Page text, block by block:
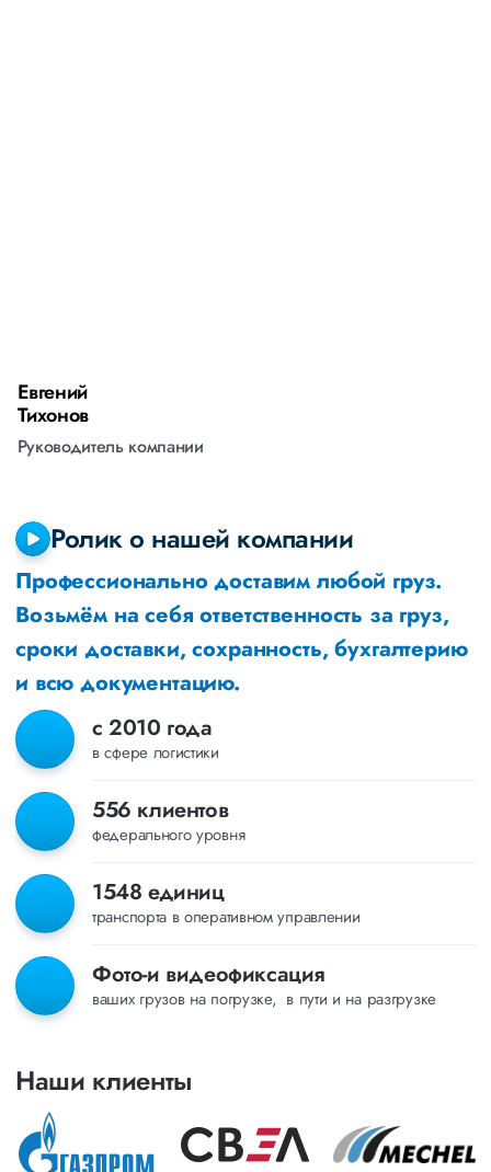
Евгений
Тихонов
Руководитель компании
Ролик о нашей компании
Профессионально доставим любой груз.
Возьмём на себя ответственность за груз,
сроки доставки, сохранность, бухгалтерию
и всю документацию.
с 2010 года
в сфере логистики
556 клиентов
федерального уровня
1548 единиц
транспорта в оперативном управлении
Фото-и видеофиксация
ваших грузов на погрузке, в пути и на разгрузке
Наши клиенты